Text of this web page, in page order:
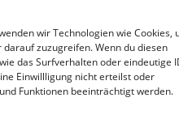
wir Technologien wie Cookies,
zuzugreifen. Wenn du diesen
das Surfverhalten oder eindeutige
Einwillligung nicht erteilst oder
Funktionen beeinträchtigt werden.